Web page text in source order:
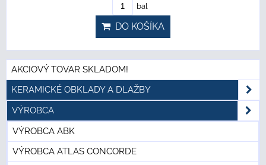
bal
DO KOŠÍKA
AKCIOVÝ TOVAR SKLADOM!
KERAMICKÉ OBKLADY A DLAŽBY
VÝROBCA
VÝROBCA ABK
VÝROBCA ATLAS CONCORDE